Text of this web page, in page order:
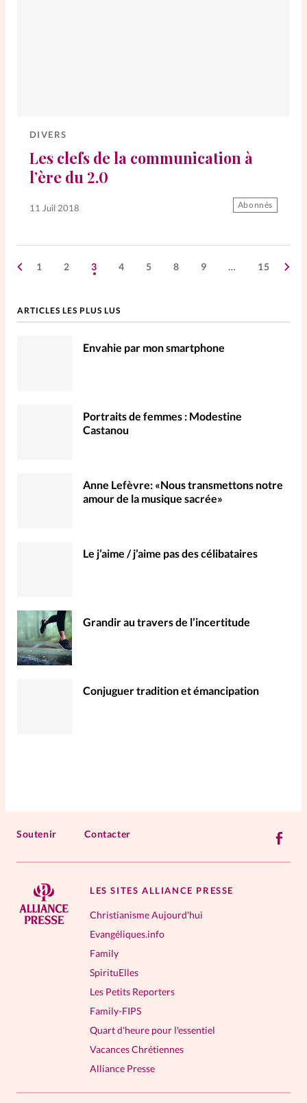
DIVERS
Les clefs de la communication à
l’ère du 2.0
11 Juil 2018 Abonnés
1 2 3 4 5 8 9 … 15
ARTICLES LES PLUS LUS
Envahie par mon smartphone
Portraits de femmes : Modestine
Castanou
Anne Lefèvre: «Nous transmettons notre
amour de la musique sacrée»
Le j’aime / j’aime pas des célibataires
Grandir au travers de l’incertitude
Conjuguer tradition et émancipation
Soutenir Contacter
LES SITES ALLIANCE PRESSE
Christianisme Aujourd'hui
Evangéliques.info
Family
SpirituElles
Les Petits Reporters
Family-FIPS
Quart d'heure pour l'essentiel
Vacances Chrétiennes
Alliance Presse